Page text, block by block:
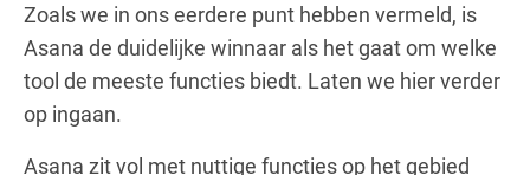
Zoals we in ons eerdere punt hebben vermeld, is
Asana de duidelijke winnaar als het gaat om welke
tool de meeste functies biedt. Laten we hier verder
op ingaan.
Asana zit vol met nuttige functies op het gebied